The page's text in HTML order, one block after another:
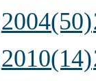
2004(50)
2010(14)